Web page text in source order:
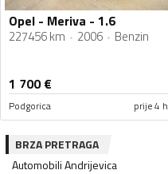
Opel - Meriva - 1.6
227456 km 2006 Benzin
1 700€
Podgorica prije 4 h
BRZA PRETRAGA
AutomobiliAndrijevica